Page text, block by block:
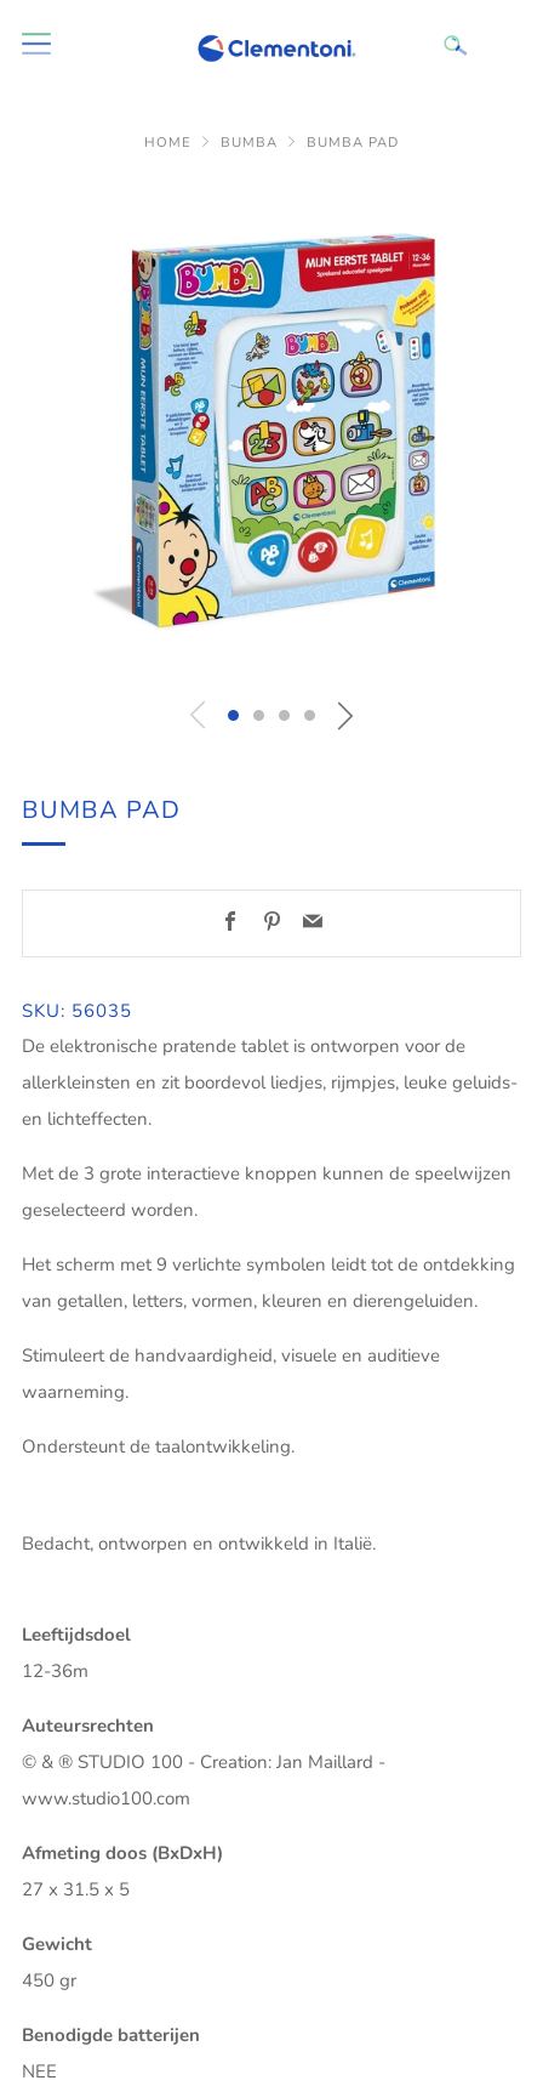
HOME BUMBA BUMBA PAD
BUMBA PAD
FacebookPinterest
Email
SKU: 56035
De elektronische pratende tablet is ontworpen voor de
allerkleinsten en zit boordevol liedjes, rijmpjes, leuke geluids-
en lichteffecten.
Met de 3 grote interactieve knoppen kunnen de speelwijzen
geselecteerd worden.
Het scherm met 9 verlichte symbolen leidt tot de ontdekking
van getallen, letters, vormen, kleuren en dierengeluiden.
Stimuleert de handvaardigheid, visuele en auditieve
waarneming.
Ondersteunt de taalontwikkeling.
Bedacht, ontworpen en ontwikkeld in Italië.
Leeftijdsdoel
12-36m
Auteursrechten
© & ® STUDIO 100 - Creation: Jan Maillard -
www.studio100.com
Afmeting doos (BxDxH)
27 x 31.5 x 5
Gewicht
450 gr
Benodigde batterijen
NEE